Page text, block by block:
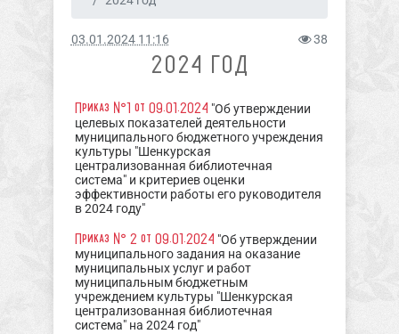
03.01.2024 11:16 38
2024 ГОД
Приказ №1 от 09.01.2024 "Об утверждении
целевых показателей деятельности
муниципального бюджетного учреждения
культуры "Шенкурская
централизованная библиотечная
система" и критериев оценки
эффективности работы его руководителя
в 2024 году"
Приказ № 2 от 09.01.2024 "Об утверждении
муниципального задания на оказание
муниципальных услуг и работ
муниципальным бюджетным
учреждением культуры "Шенкурская
централизованная библиотечная
система" на 2024 год"